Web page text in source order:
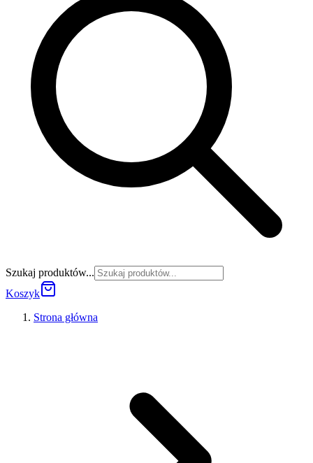
Szukaj produktów...
Koszyk
Strona główna